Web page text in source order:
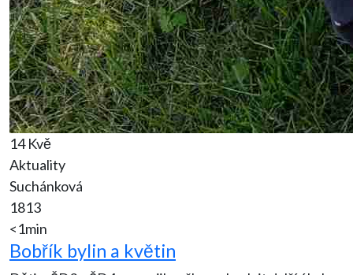
14 Kvě
Aktuality
Suchánková
1813
<1min
Bobřík bylin a květin